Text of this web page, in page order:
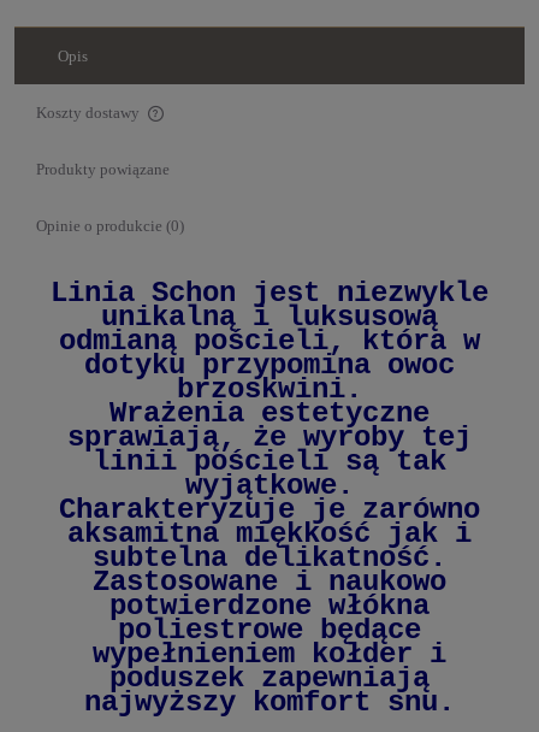
Opis
Koszty dostawy
Cena nie zawiera ewentualnych kosztów płatności
Produkty powiązane
Opinie o produkcie (0)
Linia Schon jest niezwykle
unikalną i luksusową
odmianą pościeli, która w
dotyku przypomina owoc
brzoskwini.
Wrażenia estetyczne
sprawiają, że wyroby tej
linii pościeli są tak
wyjątkowe.
Charakteryzuje je zarówno
aksamitna miękkość jak i
subtelna delikatność.
Zastosowane i naukowo
potwierdzone włókna
poliestrowe będące
wypełnieniem kołder i
poduszek zapewniają
najwyższy komfort snu.